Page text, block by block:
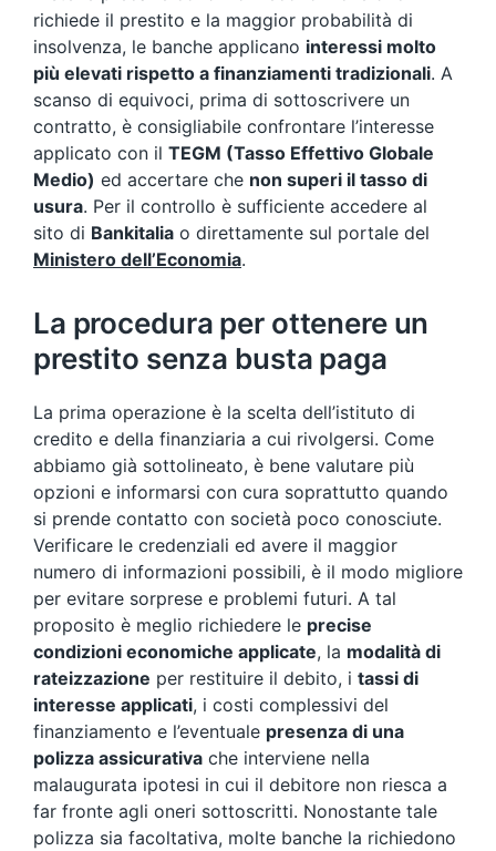
richiede il prestito e la maggior probabilità di
insolvenza, le banche applicano interessi molto
più elevati rispetto a finanziamenti tradizionali. A
scanso di equivoci, prima di sottoscrivere un
contratto, è consigliabile confrontare l’interesse
applicato con il TEGM (Tasso Effettivo Globale
Medio) ed accertare che non superi il tasso di
usura. Per il controllo è sufficiente accedere al
sito di Bankitalia o direttamente sul portale del
Ministero dell’Economia.
La procedura per ottenere un
prestito senza busta paga
La prima operazione è la scelta dell’istituto di
credito e della finanziaria a cui rivolgersi. Come
abbiamo già sottolineato, è bene valutare più
opzioni e informarsi con cura soprattutto quando
si prende contatto con società poco conosciute.
Verificare le credenziali ed avere il maggior
numero di informazioni possibili, è il modo migliore
per evitare sorprese e problemi futuri. A tal
proposito è meglio richiedere le precise
condizioni economiche applicate, la modalità di
rateizzazione per restituire il debito, i tassi di
interesse applicati, i costi complessivi del
finanziamento e l’eventuale presenza di una
polizza assicurativa che interviene nella
malaugurata ipotesi in cui il debitore non riesca a
far fronte agli oneri sottoscritti. Nonostante tale
polizza sia facoltativa, molte banche la richiedono